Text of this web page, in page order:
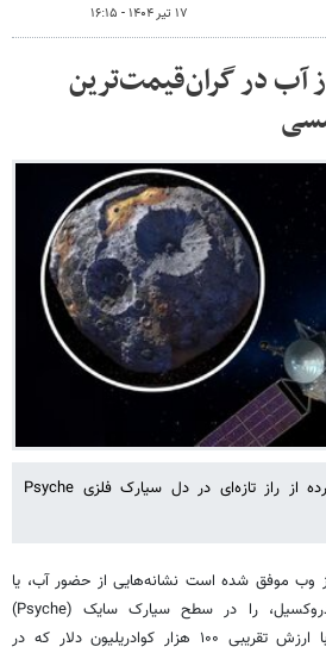
۱۷ تیر ۱۴۰۴ - ۱۶:۱۵
آب در گران‌قیمت‌ترین
تلسکوپ فضایی جیمز وب پرده از راز تازه‌ای در دل سیارک فلزی Psyche
وب موفق شده است نشانه‌هایی از حضور آب، یا
دقیق‌تر بگوییم، گروه‌های هیدروکسیل، را در سطح سیارک سایک (Psyche)
شناسایی کند؛ سیارکی عظیم با ارزش تقریبی ۱۰۰ هزار کوادریلیون دلار که در